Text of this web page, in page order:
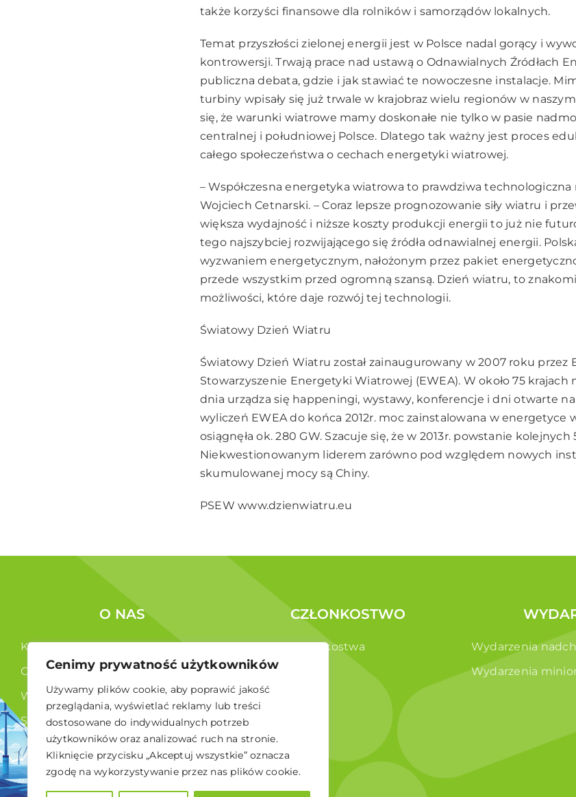
Cenimy prywatność użytkowników
Używamy plików cookie, aby poprawić jakość
przeglądania, wyświetlać reklamy lub treści
dostosowane do indywidualnych potrzeb
użytkowników oraz analizować ruch na stronie.
Kliknięcie przycisku „Akceptuj wszystkie” oznacza
zgodę na wykorzystywanie przez nas plików cookie.
także korzyści finansowe dla rolników i samorządów lokalnych.
Temat przyszłości zielonej energii jest w Polsce nadal gorący i
kontrowersji. Trwają prace nad ustawą o Odnawialnych Źródłach
publiczna debata, gdzie i jak stawiać te nowoczesne instalacje.
turbiny wpisały się już trwale w krajobraz wielu regionów w
się, że warunki wiatrowe mamy doskonałe nie tylko w pasie
centralnej i południowej Polsce. Dlatego tak ważny jest proces
całego społeczeństwa o cechach energetyki wiatrowej.
– Współczesna energetyka wiatrowa to prawdziwa technologiczna
Wojciech Cetnarski. – Coraz lepsze prognozowanie siły wiatru i
większa wydajność i niższe koszty produkcji energii to już nie
tego najszybciej rozwijającego się źródła odnawialnej energii.
wyzwaniem energetycznym, nałożonym przez pakiet
przede wszystkim przed ogromną szansą. Dzień wiatru, to
możliwości, które daje rozwój tej technologii.
Światowy Dzień Wiatru
Światowy Dzień Wiatru został zainaugurowany w 2007 roku przez
Stowarzyszenie Energetyki Wiatrowej (EWEA). W około 75 krajach
dnia urządza się happeningi, wystawy, konferencje i dni otwarte
wyliczeń EWEA do końca 2012r. moc zainstalowana w energetyce
osiągnęła ok. 280 GW. Szacuje się, że w 2013r. powstanie kolejnych
Niekwestionowanym liderem zarówno pod względem nowych
skumulowanej mocy są Chiny.
PSEWwww.dzienwiatru.eu
O NAS
Kim jesteśmy ?
Co robimy ?
Władze
Statut
RODO
CZŁONKOSTWO
Korzyści członkostwa
Członkowie
Wydarzenia
Wydarzenia